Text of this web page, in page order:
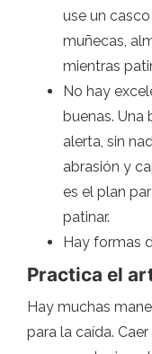
use un
muñecas,
mientras
No hay
buenas. Una
alerta, sin
abrasión y
es el plan
patinar.
Hay formas
Practica el
Hay muchas
para la caída.